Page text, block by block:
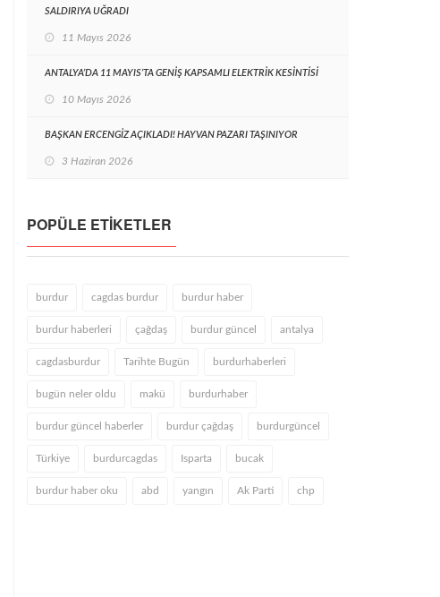
SALDIRIYA UĞRADI
11 Mayıs 2026
ANTALYA’DA 11 MAYIS’TA GENİŞ KAPSAMLI ELEKTRİK KESİNTİSİ
10 Mayıs 2026
BAŞKAN ERCENGİZ AÇIKLADI! HAYVAN PAZARI TAŞINIYOR
3 Haziran 2026
POPÜLE ETIKETLER
burdur cagdas burdur burdur haber
burdur haberleri çağdaş burdur güncel antalya
cagdasburdur Tarihte Bugün burdurhaberleri
bugün neler oldu makü burdurhaber
burdur güncel haberler burdur çağdaş burdurgüncel
Türkiye burdurcagdas Isparta bucak
burdur haber oku abd yangın Ak Parti chp